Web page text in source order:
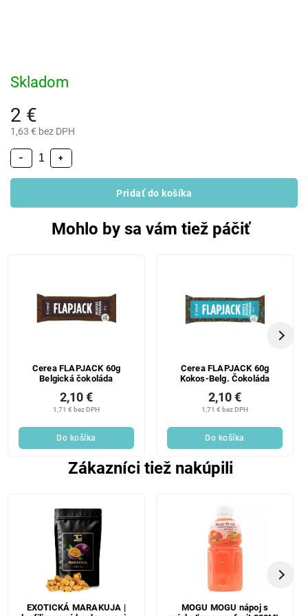
2 €
1,63 € bez DPH
Skladom
+
−
Pridať do košíka
Mohlo by sa vám tiež páčiť
Cerea FLAPJACK 60g
Belgická čokoláda
1,71 € bez DPH
2,10 €
Do košíka
Cerea FLAPJACK 60g
Kokos-Belg. Čokoláda
1,71 € bez DPH
2,10 €
Do košíka
Zákazníci tiež nakúpili
EXOTICKÁ MARAKUJA |
MOGU MOGU nápoj s